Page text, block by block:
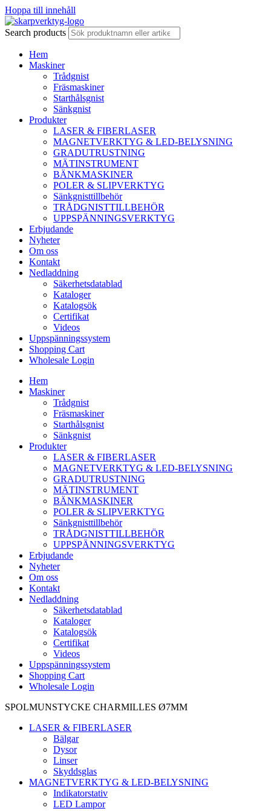
Hoppa till innehåll
Search products
Hem
Maskiner
Trådgnist
Fräsmaskiner
Starthålsgnist
Sänkgnist
Produkter
LASER & FIBERLASER
MAGNETVERKTYG & LED-BELYSNING
GRADUTRUSTNING
MÄTINSTRUMENT
BÄNKMASKINER
POLER & SLIPVERKTYG
Sänkgnisttillbehör
TRÅDGNISTTILLBEHÖR
UPPSPÄNNINGSVERKTYG
Erbjudande
Nyheter
Om oss
Kontakt
Nedladdning
Säkerhetsdatablad
Kataloger
Katalogsök
Certifikat
Videos
Uppspänningssystem
Shopping Cart
Wholesale Login
Hem
Maskiner
Trådgnist
Fräsmaskiner
Starthålsgnist
Sänkgnist
Produkter
LASER & FIBERLASER
MAGNETVERKTYG & LED-BELYSNING
GRADUTRUSTNING
MÄTINSTRUMENT
BÄNKMASKINER
POLER & SLIPVERKTYG
Sänkgnisttillbehör
TRÅDGNISTTILLBEHÖR
UPPSPÄNNINGSVERKTYG
Erbjudande
Nyheter
Om oss
Kontakt
Nedladdning
Säkerhetsdatablad
Kataloger
Katalogsök
Certifikat
Videos
Uppspänningssystem
Shopping Cart
Wholesale Login
SPOLMUNSTYCKE CHARMILLES Ø7MM
LASER & FIBERLASER
Bälgar
Dysor
Linser
Skyddsglas
MAGNETVERKTYG & LED-BELYSNING
Indikatorstativ
LED Lampor